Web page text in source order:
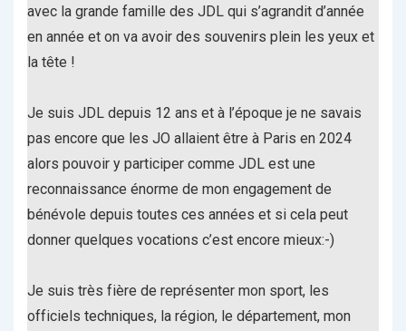
avec la grande famille des JDL qui s’agrandit d’année
en année et on va avoir des souvenirs plein les yeux et
la tête !
Je suis JDL depuis 12 ans et à l’époque je ne savais
pas encore que les JO allaient être à Paris en 2024
alors pouvoir y participer comme JDL est une
reconnaissance énorme de mon engagement de
bénévole depuis toutes ces années et si cela peut
donner quelques vocations c’est encore mieux:-)
Je suis très fière de représenter mon sport, les
officiels techniques, la région, le département, mon